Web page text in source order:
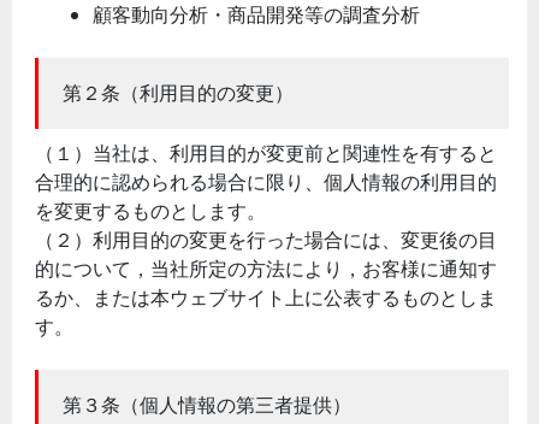
顧客動向分析・商品開発等の調査分析
第２条（利用目的の変更）
（１）当社は、利用目的が変更前と関連性を有すると
合理的に認められる場合に限り、個人情報の利用目的
を変更するものとします。
（２）利用目的の変更を行った場合には、変更後の目
的について，当社所定の方法により，お客様に通知す
るか、または本ウェブサイト上に公表するものとしま
す。
第３条（個人情報の第三者提供）